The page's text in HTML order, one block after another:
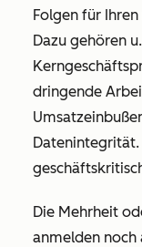
Folgen für
Dazu gehören
dringende
Datenintegrität.
Die Mehrheit
anmelden noch